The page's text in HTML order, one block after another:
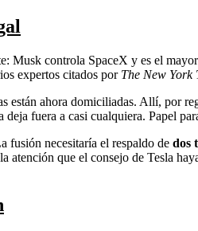
Musk controla SpaceX y es el
expertos citados por The New York
están ahora domiciliadas. Allí, por
deja fuera a casi cualquiera. Papel
fusión necesitaría el respaldo de dos
atención que el consejo de Tesla